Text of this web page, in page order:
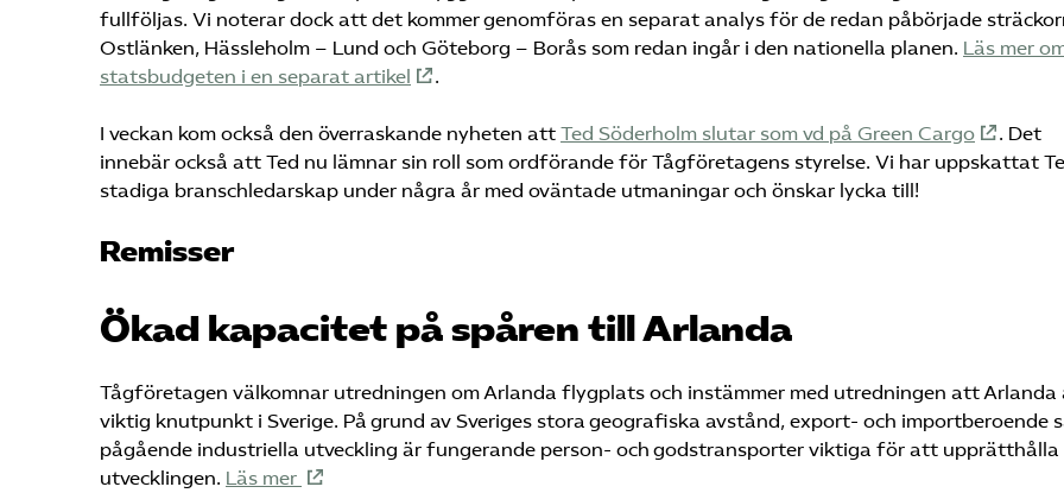
fullföljas. Vi noterar dock att det kommer genomföras en separat analys för de redan påbörjade
Ostlänken, Hässleholm – Lund och Göteborg – Borås som redan ingår i den nationella planen. Läs mer
statsbudgeten i en separat artikel
.
I veckan kom också den överraskande nyheten att Ted Söderholm slutar som vd på Green Cargo
. Det
innebär också att Ted nu lämnar sin roll som ordförande för Tågföretagens styrelse. Vi har uppskattat
stadiga branschledarskap under några år med oväntade utmaningar och önskar lycka till!
Remisser
Ökad kapacitet på spåren till Arlanda
Tågföretagen välkomnar utredningen om Arlanda flygplats och instämmer med utredningen att Arlanda
viktig knutpunkt i Sverige. På grund av Sveriges stora geografiska avstånd, export- och importberoende
pågående industriella utveckling är fungerande person- och godstransporter viktiga för att upprätthålla
utvecklingen. Läs mer